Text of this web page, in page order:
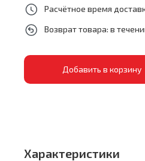
Расчётное время
Возврат товара: в
Характеристики